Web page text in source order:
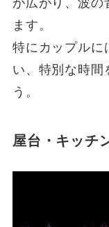
ます。
特にカップルに
い、特別な時間
う。
屋台・キッチ